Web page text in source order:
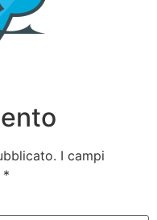
I campi
*